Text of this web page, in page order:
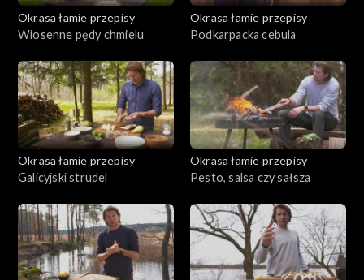
Okrasa łamie przepisy
Wiosenne pędy chmielu
Okrasa łamie przepisy
Podkarpacka cebula
Okrasa łamie przepisy
Galicyjski strudel
Okrasa łamie przepisy
Pesto, salsa czy sałsza